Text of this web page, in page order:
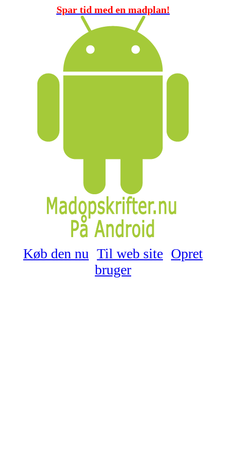
Spar tid med en madplan!
Køb den nu Til web site Opret
bruger